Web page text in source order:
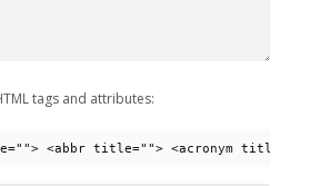
tags and attributes:
<abbr title=""> <acronym title="">